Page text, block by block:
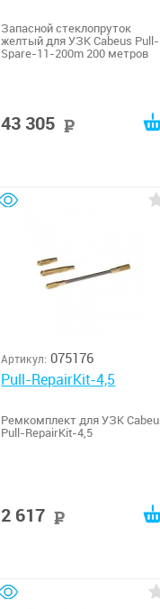
Запасной стеклопруток
желтый для УЗК Cabeus Pull-
Spare-11-200m 200 метров
43 305
Артикул: 075176
Pull-RepairKit-4,5
Ремкомплект для УЗК
Pull-RepairKit-4,5
2 617